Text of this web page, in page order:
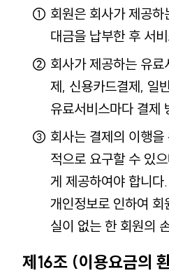
회원은 회사가 제공
대금을 납부한 후 서
회사가 제공하는 유
제, 신용카드결제, 일
유료서비스마다 결제
회사는 결제의 이행
적으로 요구할 수 있
게 제공하여야 합니
개인정보로 인하여
실이 없는 한 회원의
제16조 (이용요금의